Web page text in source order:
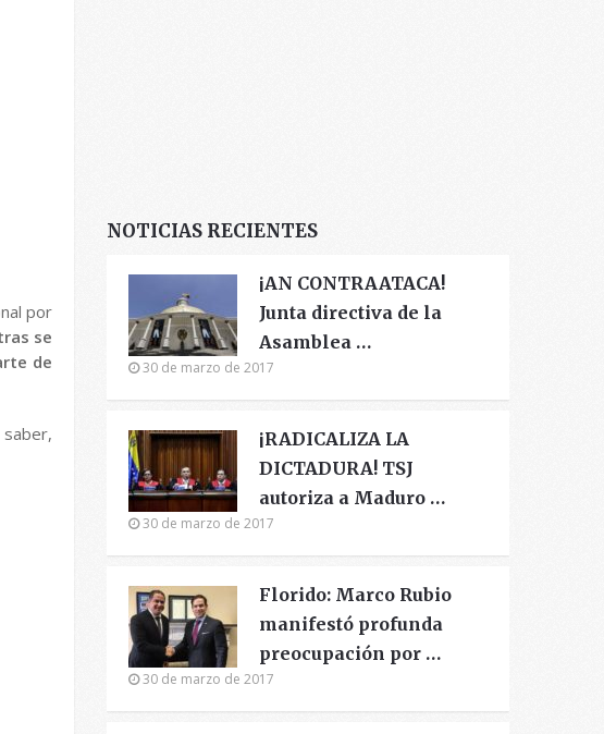
por
se
de
NOTICIAS RECIENTES
¡AN CONTRAATACA!
Junta directiva de la
Asamblea …
30 de marzo de 2017
¡RADICALIZA LA
DICTADURA! TSJ
autoriza a Maduro …
30 de marzo de 2017
Florido: Marco Rubio
manifestó profunda
preocupación por …
30 de marzo de 2017